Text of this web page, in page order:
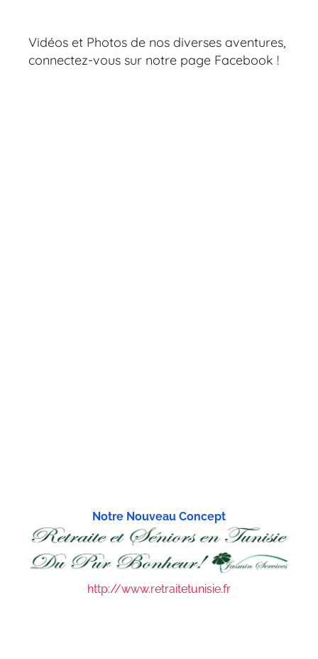
Vidéos et Photos de nos diverses aventures,
connectez-vous sur notre page Facebook !
Notre Nouveau Concept
http://www.retraitetunisie.fr